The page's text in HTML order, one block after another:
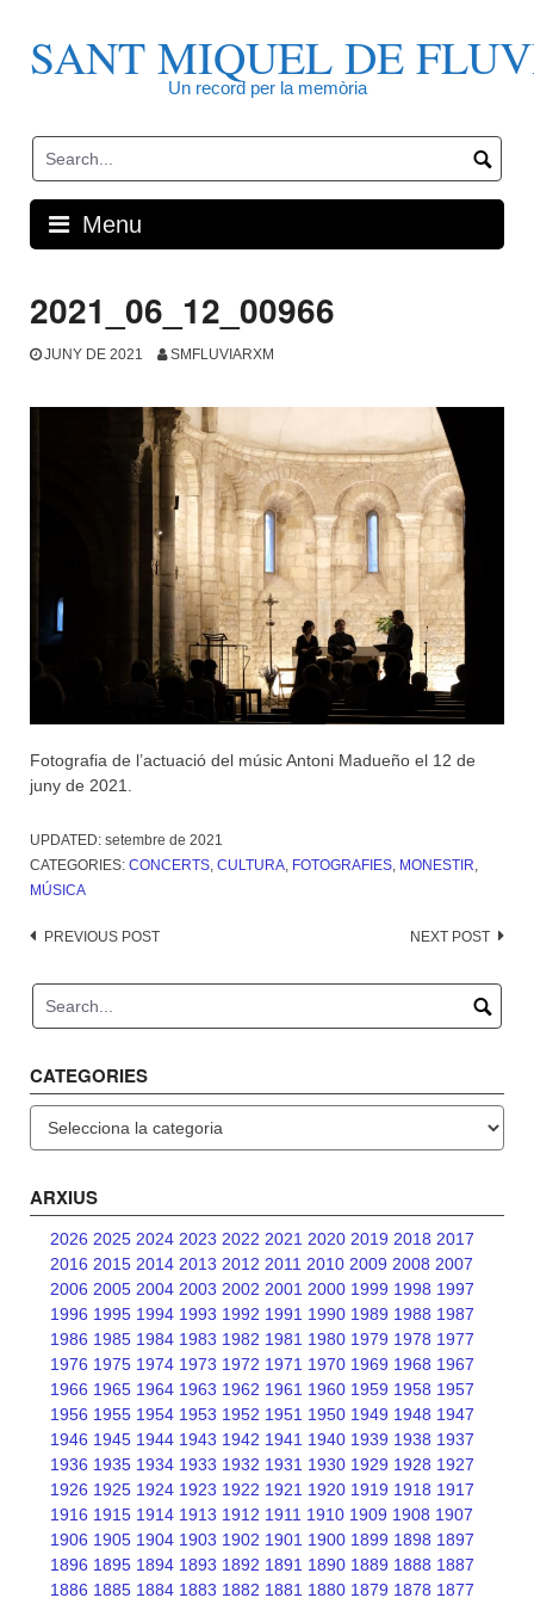
contentSANT MIQUEL DE
Un record per la memòria
Menu
2021_06_12_00966
JUNY DE 2021 SMFLUVIARXM
Fotografia de l’actuació del músic Antoni Madueño el 12 de
juny de 2021.
UPDATED: setembre de 2021
CATEGORIES: CONCERTS CULTURA FOTOGRAFIES MONESTIR
MÚSICA
Post
PREVIOUS POST NEXT POST
CATEGORIES
ARXIUS
2026 2025 2024 2023 2022 2021 2020 2019 2018 2017
2016 2015 2014 2013 2012 2011 2010 2009 2008 2007
2006 2005 2004 2003 2002 2001 2000 1999 1998 1997
1996 1995 1994 1993 1992 1991 1990 1989 1988 1987
1986 1985 1984 1983 1982 1981 1980 1979 1978 1977
1976 1975 1974 1973 1972 1971 1970 1969 1968 1967
1966 1965 1964 1963 1962 1961 1960 1959 1958 1957
1956 1955 1954 1953 1952 1951 1950 1949 1948 1947
1946 1945 1944 1943 1942 1941 1940 1939 1938 1937
1936 1935 1934 1933 1932 1931 1930 1929 1928 1927
1926 1925 1924 1923 1922 1921 1920 1919 1918 1917
1916 1915 1914 1913 1912 1911 1910 1909 1908 1907
1906 1905 1904 1903 1902 1901 1900 1899 1898 1897
1896 1895 1894 1893 1892 1891 1890 1889 1888 1887
1886 1885 1884 1883 1882 1881 1880 1879 1878 1877